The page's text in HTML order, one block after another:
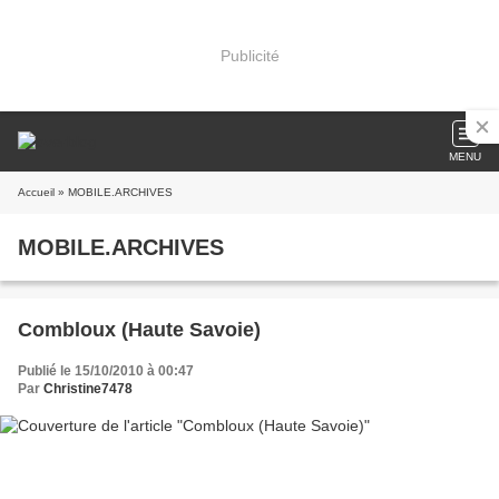
Publicité
MENU
Accueil » MOBILE.ARCHIVES
MOBILE.ARCHIVES
Combloux (Haute Savoie)
Publié le 15/10/2010 à 00:47
Par Christine7478